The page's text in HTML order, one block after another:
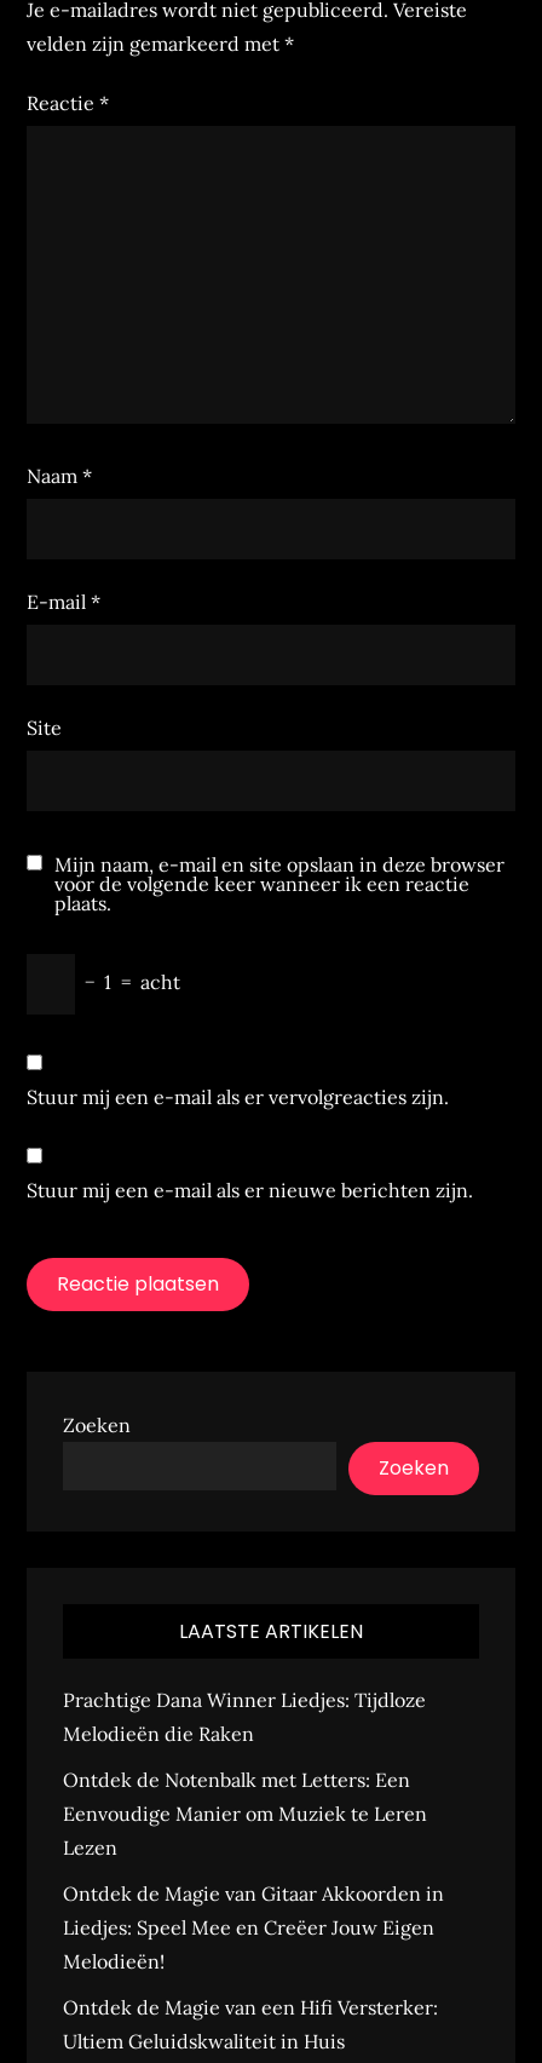
Je e-mailadres wordt niet gepubliceerd. Vereiste
velden zijn gemarkeerd met*
Reactie*
Naam*
E-mail*
Site
Mijn naam, e-mail en site opslaan in deze browser
voor de volgende keer wanneer ik een reactie
plaats.
− 1 = acht
Stuur mij een e-mail als er vervolgreacties zijn.
Stuur mij een e-mail als er nieuwe berichten zijn.
Zoeken
Zoeken
LAATSTE ARTIKELEN
Prachtige Dana Winner Liedjes: Tijdloze
Melodieën die Raken
Ontdek de Notenbalk met Letters: Een
Eenvoudige Manier om Muziek te Leren
Lezen
Ontdek de Magie van Gitaar Akkoorden in
Liedjes: Speel Mee en Creëer Jouw Eigen
Melodieën!
Ontdek de Magie van een Hifi Versterker:
Ultiem Geluidskwaliteit in Huis